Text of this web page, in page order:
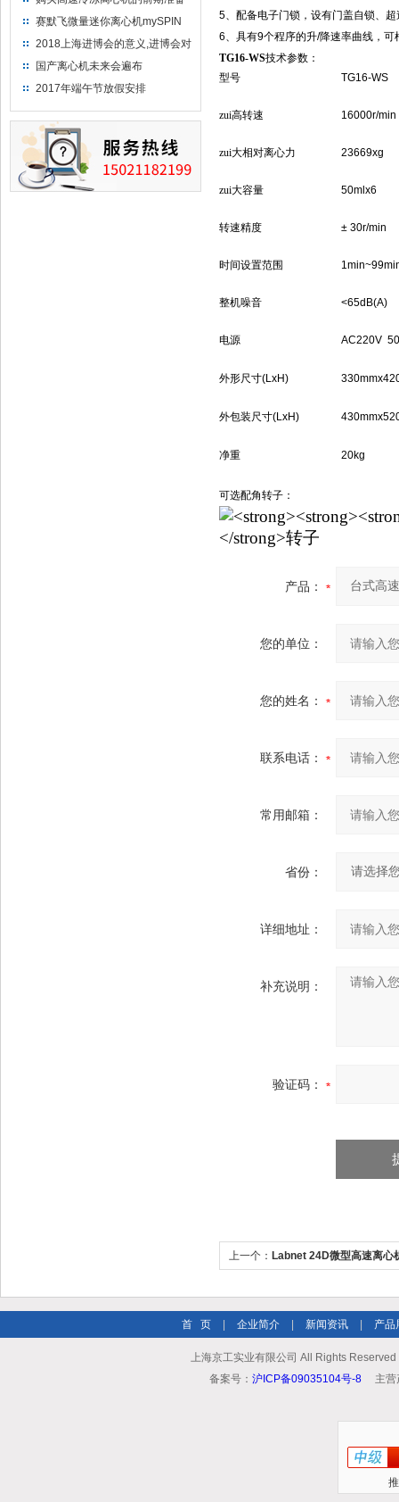
工作
赛默飞微量迷你离心机mySPIN
12
2018上海进博会的意义,进博会对
上海的影响有哪些？
国产离心机未来会遍布
2017年端午节放假安排
5、配备电子门锁，设有门盖自锁、
6、具有9个程序的升/降速率曲线，可
TG16-WS技术参数：
型号
TG16-WS
zui高转速 16000r/min
zui大相对离心力 23669xg
zui大容量 50mlx6
转速精度 ± 30r/min
时间设置范围
整机噪音 <65dB(A)
电源 AC220V
外形尺寸(LxH)
外包装尺寸(LxH)
净重 20kg
可选配角转子：
产品：
您的单位：
您的姓名：
联系电话：
常用邮箱：
省份：
详细地址：
补充说明：
验证码：
上一个： Labnet 24D微型高速离心
首 页 企业简介 新闻资讯 产品
上海京工实业有限公司 All Rights
备案号： 沪ICP备09035104号-8 主营